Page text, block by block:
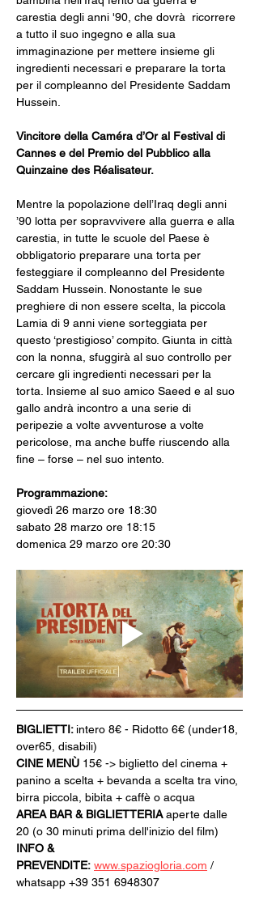
carestia degli anni '90, che dovrà  ricorrere
a tutto il suo ingegno e alla sua
immaginazione per mettere insieme gli
ingredienti necessari e preparare la torta
per il compleanno del Presidente Saddam
Hussein.
Vincitore della Caméra d’Or al Festival di
Cannes e del Premio del Pubblico alla
Quinzaine des Réalisateur.
Mentre la popolazione dell’Iraq degli anni
’90 lotta per sopravvivere alla guerra e alla
carestia, in tutte le scuole del Paese è
obbligatorio preparare una torta per
festeggiare il compleanno del Presidente
Saddam Hussein. Nonostante le sue
preghiere di non essere scelta, la piccola
Lamia di 9 anni viene sorteggiata per
questo ‘prestigioso’ compito. Giunta in città
con la nonna, sfuggirà al suo controllo per
cercare gli ingredienti necessari per la
torta. Insieme al suo amico Saeed e al suo
gallo andrà incontro a una serie di
peripezie a volte avventurose a volte
pericolose, ma anche buffe riuscendo alla
fine – forse – nel suo intento.
Programmazione:
giovedì 26 marzo ore 18:30
sabato 28 marzo ore 18:15
domenica 29 marzo ore 20:30
BIGLIETTI: intero 8€ - Ridotto 6€ (under18,
over65, disabili)
CINE MENÙ 15€ -> biglietto del cinema +
panino a scelta + bevanda a scelta tra vino,
birra piccola, bibita + caffè o acqua
AREA BAR & BIGLIETTERIA aperte dalle
20 (o 30 minuti prima dell'inizio del film)
INFO &
PREVENDITE: www.spaziogloria.com /
whatsapp +39 351 6948307